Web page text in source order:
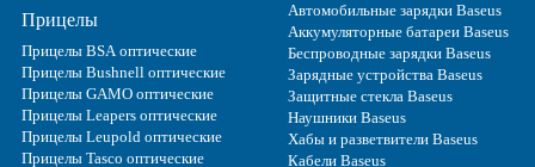
Прицелы
Прицелы BSA оптические
Прицелы Bushnell оптические
Прицелы GAMO оптические
Прицелы Leapers оптические
Прицелы Leupold оптические
Прицелы Tasco оптические
Автомобильные зарядки Baseus
Аккумуляторные батареи Baseus
Беспроводные зарядки Baseus
Зарядные устройства Baseus
Защитные стекла Baseus
Наушники Baseus
Хабы и разветвители Baseus
Кабели Baseus